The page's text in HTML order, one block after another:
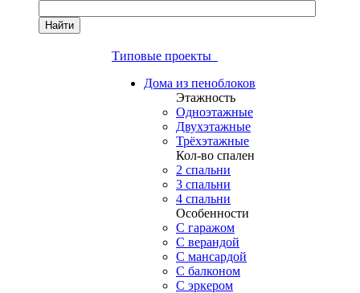
Найти
Типовые проекты
Дома из пеноблоков
Этажность
Одноэтажные
Двухэтажные
Трёхэтажные
Кол-во спален
2 спальни
3 спальни
4 спальни
Особенности
С гаражом
С верандой
С мансардой
С балконом
C эркером